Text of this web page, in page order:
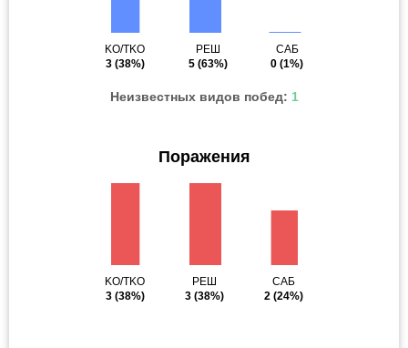
KO/TKO
3(38%)
РЕШ
5(63%)
САБ
0 (1%)
Неизвестных видов побед: 1
Поражения
KO/TKO
3(38%)
РЕШ
3 (38%)
САБ
2 (24%)